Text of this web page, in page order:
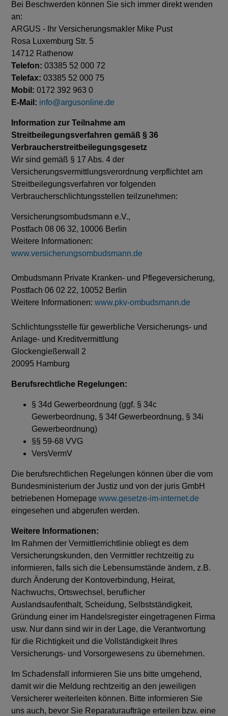
Bei Beschwerden können Sie sich immer direkt wenden
an:
ARGUS - Ihr Versicherungsmakler Mike Pust
Rosa Luxemburg Str. 5
14712 Rathenow
Telefon: 03385 52 000 72
Telefax: 03385 52 000 75
Mobil: 0172 392 963 0
E-Mail: info@argusonline.de
Information zur Teilnahme am
Streitbeilegungsverfahren gemäß § 36
Verbraucherstreitbeilegungsgesetz
Wir sind gemäß § 17 Abs. 4 der
Versicherungsvermittlungsverordnung verpflichtet am
Streitbeilegungsverfahren vor folgenden
Verbraucherschlichtungsstellen teilzunehmen:
Versicherungsombudsmann e.V.,
Postfach 08 06 32, 10006 Berlin
Weitere Informationen:
www.versicherungsombudsmann.de
Ombudsmann Private Kranken- und Pflegeversicherung,
Postfach 06 02 22, 10052 Berlin
Weitere Informationen:www.pkv-ombudsmann.de
Schlichtungsstelle für gewerbliche Versicherungs- und
Anlage- und Kreditvermittlung
Glockengießerwall 2
20095 Hamburg
Berufsrechtliche Regelungen:
§ 34d Gewerbeordnung (ggf. § 34c
Gewerbeordnung, § 34f Gewerbeordnung, § 34i
Gewerbeordnung)
§§ 59-68 VVG
VersVermV
Die berufsrechtlichen Regelungen können über die vom
Bundesministerium der Justiz und von der juris GmbH
betriebenen Homepagewww.gesetze-im-internet.de
eingesehen und abgerufen werden.
Weitere Informationen:
Im Rahmen der Vermittlerrichtlinie obliegt es dem
Versicherungskunden, den Vermittler rechtzeitig zu
informieren, falls sich die Lebensumstände ändern, z.B.
durch Änderung der Kontoverbindung, Heirat,
Nachwuchs, Ortswechsel, beruflicher
Auslandsaufenthalt, Scheidung, Selbstständigkeit,
Gründung einer im Handelsregister eingetragenen Firma
usw. Nur dann sind wir in der Lage, die Verantwortung
für die Richtigkeit und die Vollständigkeit Ihres
Versicherungs- und Vorsorgewesens zu übernehmen.
Im Schadensfall informieren Sie uns bitte umgehend,
damit wir die Meldung rechtzeitig an den jeweiligen
Versicherer weiterleiten können. Bitte informieren Sie
uns auch, bevor Sie Reparaturaufträge erteilen bzw. eine